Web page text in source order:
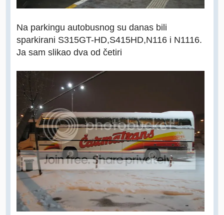
Na parkingu autobusnog su danas bili
sparkirani S315GT-HD,S415HD,N116 i N1116.
Ja sam slikao dva od četiri